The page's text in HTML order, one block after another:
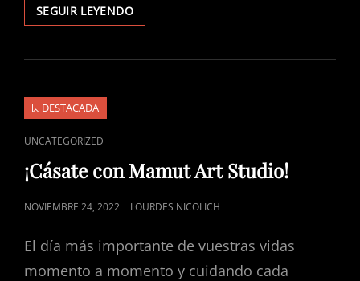
SEGUIR LEYENDOREPORTAJE
A
DESTACADA
ENLACES
DE
CATEGORÍAS
UNCATEGORIZED
¡Cásate con Mamut Art Studio!
PUBLICADO
NOVIEMBRE 24, 2022 LOURDES NICOLICH
El día más importante de vuestras vidas
momento a momento y cuidando cada